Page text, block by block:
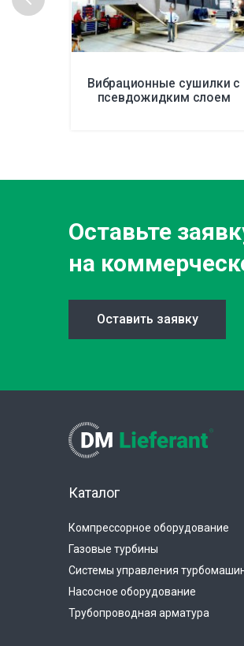
Вибрационные сушилки с
псевдожидким слоем
Оставьте
на
Оставить заявку
Каталог
Компрессорное оборудование
Газовые турбины
Системы управления
Насосное оборудование
Трубопроводная арматура